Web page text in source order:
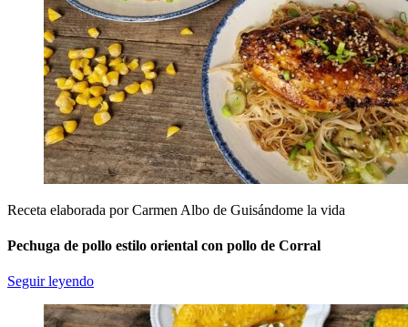
Receta elaborada por Carmen Albo de Guisándome la vida
Pechuga de pollo estilo oriental con pollo de Corral
Seguir leyendo